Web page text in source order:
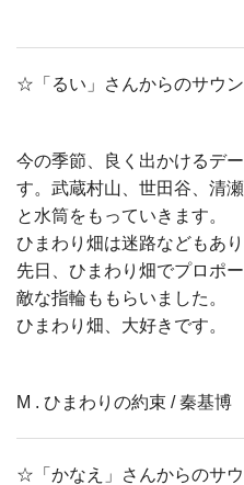
☆「るい」さんからのサウ
今の季節、良く出かけるデ
す。武蔵村山、世田谷、清
と水筒をもっていきます。
ひまわり畑は迷路などもあ
先日、ひまわり畑でプロポ
敵な指輪ももらいました。
ひまわり畑、大好きです。
M . ひまわりの約束 / 秦基博
☆「かなえ」さんからのサ